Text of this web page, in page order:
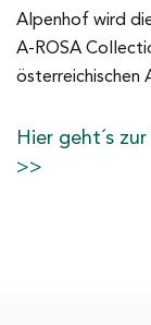
Alpenhof wird
A-ROSA
österreichischen
Hier geht´s
>>